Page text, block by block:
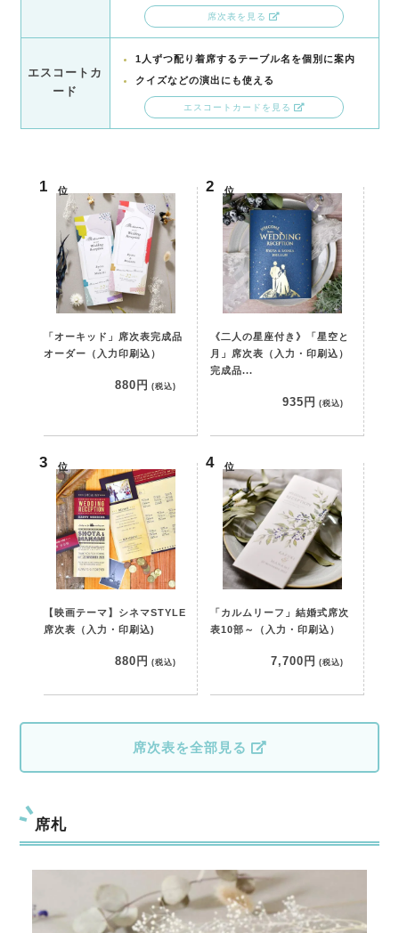
席次表を見る
エスコートカ
ード
1人ずつ配り着席するテーブル名を個別に案内
クイズなどの演出にも使える
エスコートカードを見る
位
「オーキッド」席次表完成品
オーダー（入力印刷込）
880円 (税込)
位
《二人の星座付き》「星空と
月」席次表（入力・印刷込）
完成品...
935円 (税込)
位
【映画テーマ】シネマSTYLE
席次表（入力・印刷込)
880円 (税込)
位
「カルムリーフ」結婚式席次
表10部～（入力・印刷込）
7,700円 (税込)
席次表を全部見る
席札